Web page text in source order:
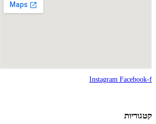
Instagram Facebook-f
קטגוריות